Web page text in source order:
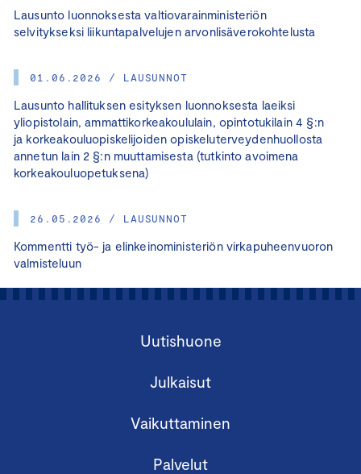
Lausunto luonnoksesta valtiovarainministeriön
selvitykseksi liikuntapalvelujen arvonlisäverokohtelusta
01.06.2026 / LAUSUNNOT
Lausunto hallituksen esityksen luonnoksesta laeiksi
yliopistolain, ammattikorkeakoululain, opintotukilain 4 §:n
ja korkeakouluopiskelijoiden opiskeluterveydenhuollosta
annetun lain 2 §:n muuttamisesta (tutkinto avoimena
korkeakouluopetuksena)
26.05.2026 / LAUSUNNOT
Kommentti työ- ja elinkeinoministeriön virkapuheenvuoron
valmisteluun
Uutishuone
Julkaisut
Vaikuttaminen
Palvelut